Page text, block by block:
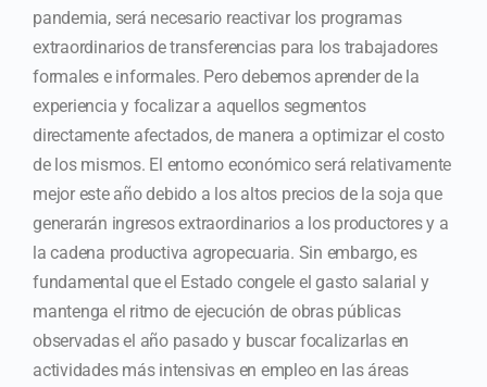
pandemia, será necesario reactivar los programas
extraordinarios de transferencias para los trabajadores
formales e informales. Pero debemos aprender de la
experiencia y focalizar a aquellos segmentos
directamente afectados, de manera a optimizar el costo
de los mismos. El entorno económico será relativamente
mejor este año debido a los altos precios de la soja que
generarán ingresos extraordinarios a los productores y a
la cadena productiva agropecuaria. Sin embargo, es
fundamental que el Estado congele el gasto salarial y
mantenga el ritmo de ejecución de obras públicas
observadas el año pasado y buscar focalizarlas en
actividades más intensivas en empleo en las áreas